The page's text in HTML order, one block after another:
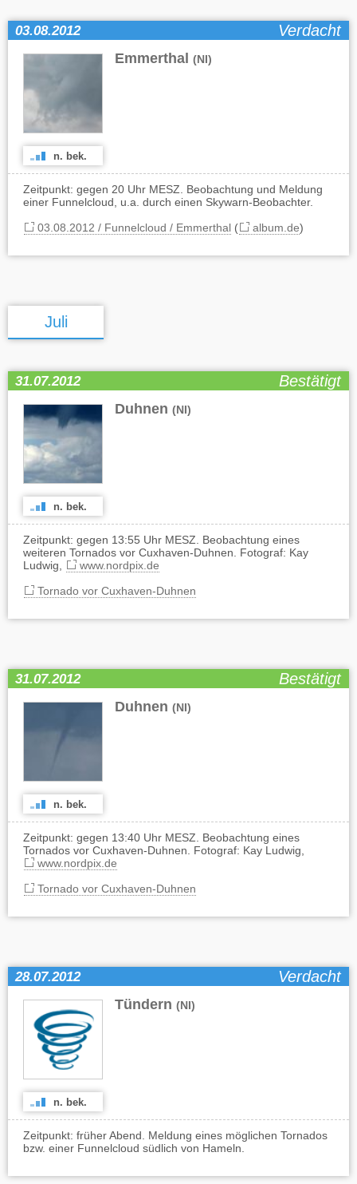
03.08.2012 Verdacht
Emmerthal (NI)
n. bek.
Zeitpunkt: gegen 20 Uhr MESZ. Beobachtung und Meldung
einer Funnelcloud, u.a. durch einen Skywarn-Beobachter.
03.08.2012 / Funnelcloud / Emmerthal( album.de)
Juli
31.07.2012 Bestätigt
Duhnen (NI)
n. bek.
Zeitpunkt: gegen 13:55 Uhr MESZ. Beobachtung eines
weiteren Tornados vor Cuxhaven-Duhnen. Fotograf: Kay
Ludwig,
www.nordpix.de
Tornado vor Cuxhaven-Duhnen
31.07.2012 Bestätigt
Duhnen (NI)
n. bek.
Zeitpunkt: gegen 13:40 Uhr MESZ. Beobachtung eines
Tornados vor Cuxhaven-Duhnen. Fotograf: Kay Ludwig,
www.nordpix.de
Tornado vor Cuxhaven-Duhnen
28.07.2012 Verdacht
Tündern (NI)
n. bek.
Zeitpunkt: früher Abend. Meldung eines möglichen Tornados
bzw. einer Funnelcloud südlich von Hameln.